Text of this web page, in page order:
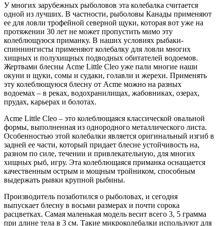
У многих зарубежных рыболовов эта колебалка считается
одной из лучших. В частности, рыболовы Канады применяют
ее для ловли трофейной северной щуки, которая вот уже на
протяжении 30 лет не может пропустить мимо эту
колеблющуюся приманку. В наших условиях рыбаки-
спиннингисты применяют колебалку для ловли многих
хищных и полухищных подводных обитателей водоемов.
Жертвами блесны Acme Little Cleo уже пали многие наши
окуни и щуки, сомы и судаки, голавли и жерехи. Применять
эту колеблющуюся блесну от Acme можно на разных
водоемах – в реках, водохранилищах, жабовниках, озерах,
прудах, карьерах и болотах.
Acme Little Cleo – это колеблющаяся классической овальной
формы, выполненная из однородного металлического листа.
Особенностью этой колебалки является оригинальный изгиб в
задней ее части, который придает блесне устойчивость на,
разном по силе, течении и привлекательную, для многих
хищных рыб, игру. Эта колеблющаяся приманка оснащается
качественным острым и мощным тройником, способным
выдержать рывки крупной рыбины.
Производитель позаботился о рыболовах, и сегодня
выпускает блесну в восьми размерах и почти сорока
расцветках. Самая маленькая модель весит всего 3, 5 грамма
при длине тела в 3 см. Такие микроколебалки используют для